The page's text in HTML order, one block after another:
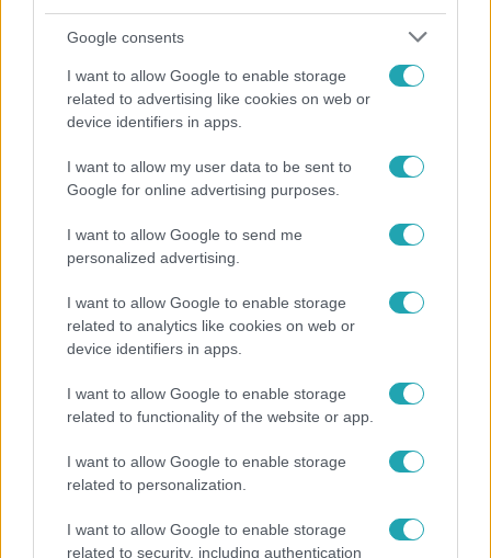
Google consents
I want to allow Google to enable storage
related to advertising like cookies on web or
device identifiers in apps.
I want to allow my user data to be sent to
Google for online advertising purposes.
I want to allow Google to send me
personalized advertising.
I want to allow Google to enable storage
related to analytics like cookies on web or
device identifiers in apps.
I want to allow Google to enable storage
related to functionality of the website or app.
I want to allow Google to enable storage
related to personalization.
I want to allow Google to enable storage
related to security, including authentication
Megvan, kik váltják a fenyegetés miatt visszalépő
Majkát a SIC Feszten
Rubint Réka: A mai napig nem jött vissza a 100%-